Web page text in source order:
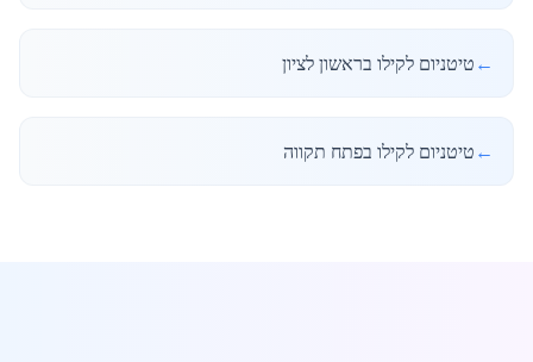
← טיטניום לקילו בראשון לציון
← טיטניום לקילו בפתח תקווה